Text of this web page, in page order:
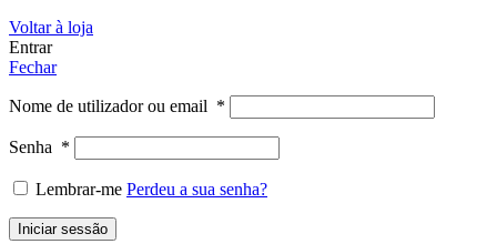
Voltar à loja
Entrar
Fechar
Nome de utilizador ou email *
Senha *
Lembrar-me Perdeu a sua senha?
Iniciar sessão